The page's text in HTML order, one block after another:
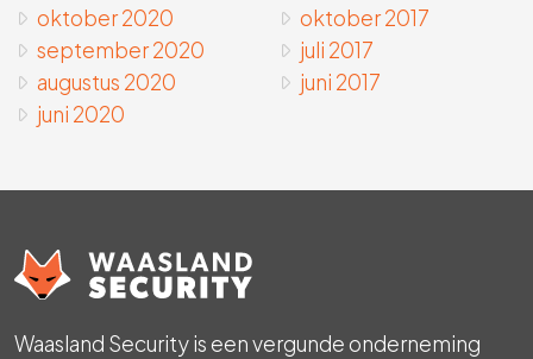
oktober 2020
september 2020
augustus 2020
juni 2020
oktober 2017
juli 2017
juni 2017
Waasland Security is een vergunde onderneming